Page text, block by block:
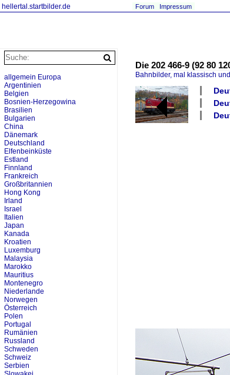
hellertal.startbilder.de Forum Impressum
Die 202 466-9 (92 80
Bahnbilder, mal klassisch
allgemein Europa
Argentinien
Belgien
Bosnien-Herzegowina
Brasilien
Bulgarien
China
Dänemark
Deutschland
Elfenbeinküste
Estland
Finnland
Frankreich
Großbritannien
Hong Kong
Irland
Israel
Italien
Japan
Kanada
Kroatien
Luxemburg
Malaysia
Marokko
Mauritius
Montenegro
Niederlande
Norwegen
Österreich
Polen
Portugal
Rumänien
Russland
Schweden
Schweiz
Serbien